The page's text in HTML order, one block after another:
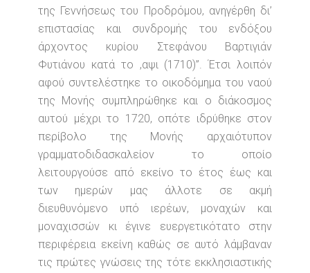
της Γεννήσεως του Προδρόμου, ανηγέρθη δι’
επιστασίας και συνδρομής του ενδόξου
άρχοντος κυρίου Στεφάνου Βαρτιγιάν
Φυτιάνου κατά το ,αψι (1710)”. Έτσι λοιπόν
αφού συντελέστηκε το οικοδόμημα του ναού
της Μονής συμπληρώθηκε και ο διάκοσμος
αυτού μέχρι το 1720, οπότε ιδρύθηκε στον
περίβολο της Μονής αρχαιότυπον
γραμματοδιδασκαλείον το οποίο
λειτουργούσε από εκείνο το έτος έως και
των ημερών μας άλλοτε σε ακμή
διευθυνόμενο υπό ιερέων, μοναχών και
μοναχισσών κι έγινε ευεργετικότατο στην
περιφέρεια εκείνη καθώς σε αυτό λάμβαναν
τις πρώτες γνώσεις της τότε εκκλησιαστικής